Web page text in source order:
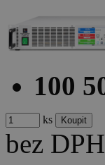
100
ks
bez DPH